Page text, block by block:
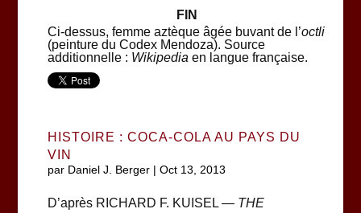
FIN
Ci-dessus, femme aztèque âgée buvant de l’octli
(peinture du Codex Mendoza). Source
additionnelle : Wikipedia en langue française.
HISTOIRE : COCA-COLA AU PAYS DU
VIN
par Daniel J. Berger| Oct 13, 2013
D’après RICHARD F. KUISEL — THE